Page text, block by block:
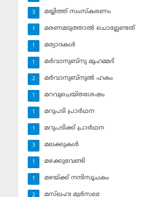
മയ്യിത്ത് സംസ്‌കരണം
3
മരണമടുത്താല്‍ ചൊല്ലേണ്ടത്
1
മര്യാദകള്‍
1
മര്‍വാനുബ്‌നു മുഹമ്മദ്
1
മര്‍വാനുബ്‌നുല്‍ ഹകം
2
മറവുചെയ്തശേഷം
1
മറുപടി പ്രാര്‍ഥന
1
മറുപടിക്ക് പ്രാര്‍ഥന
1
മലക്കുകള്‍
3
മഴക്കുവേണ്ടി
1
മഴയ്ക്ക് നന്ദിസൂചകം
1
മസ്‌ലഹഃ മുര്‍സലഃ
2